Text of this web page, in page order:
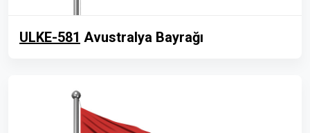
ULKE-581 Avustralya Bayrağı